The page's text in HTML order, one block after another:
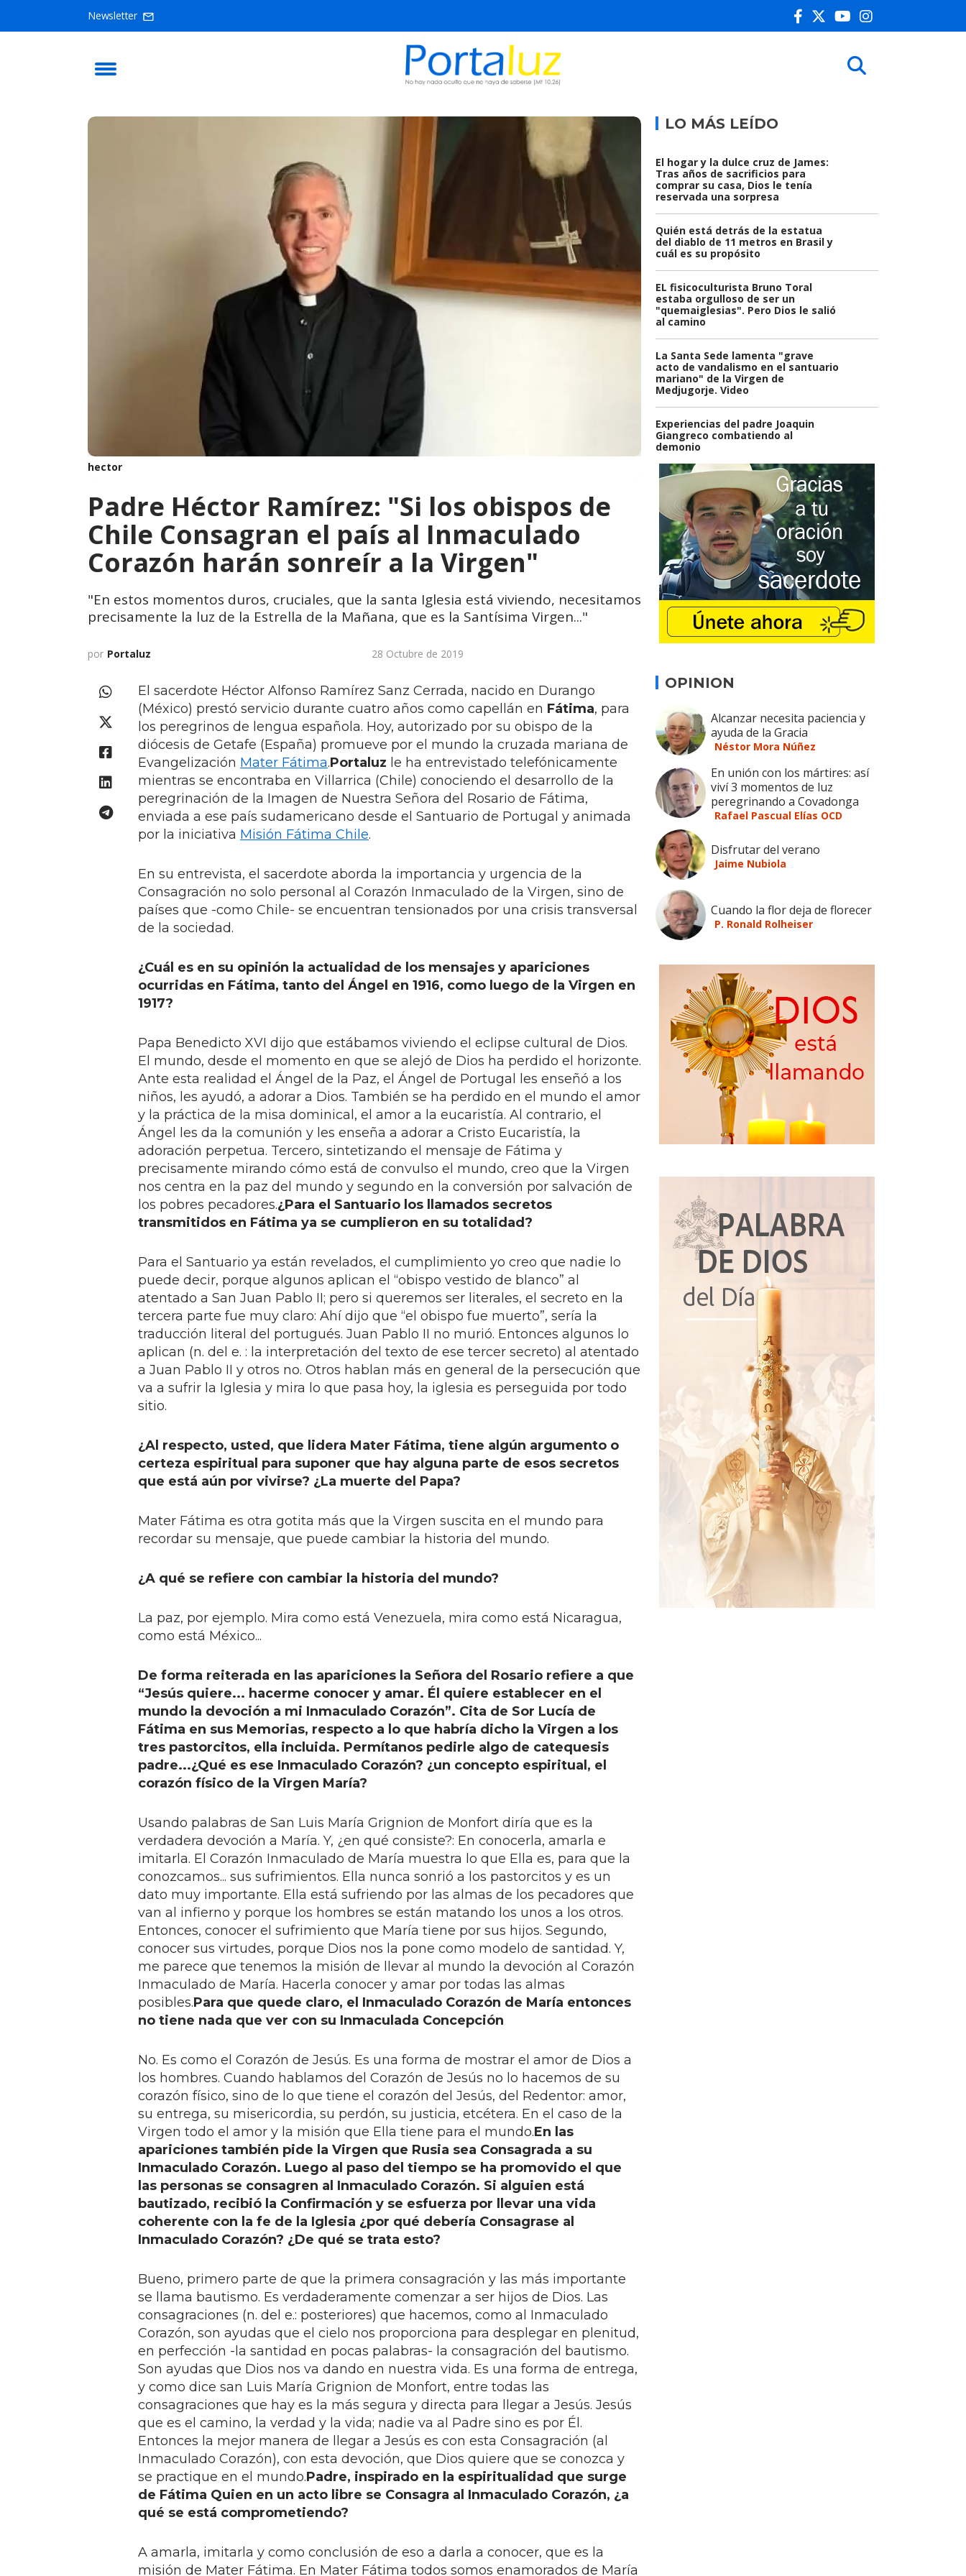
Newsletter
hector
Padre Héctor Ramírez: "Si los obispos de
Chile Consagran el país al Inmaculado
Corazón harán sonreír a la Virgen"
"En estos momentos duros, cruciales, que la santa Iglesia está viviendo, necesitamos
precisamente la luz de la Estrella de la Mañana, que es la Santísima Virgen..."
por Portaluz 28 Octubre de 2019
El sacerdote Héctor Alfonso Ramírez Sanz Cerrada, nacido en Durango
(México) prestó servicio durante cuatro años como capellán en Fátima, para
los peregrinos de lengua española. Hoy, autorizado por su obispo de la
diócesis de Getafe (España) promueve por el mundo la cruzada mariana de
Evangelización Mater Fátima.Portaluz le ha entrevistado telefónicamente
mientras se encontraba en Villarrica (Chile) conociendo el desarrollo de la
peregrinación de la Imagen de Nuestra Señora del Rosario de Fátima,
enviada a ese país sudamericano desde el Santuario de Portugal y animada
por la iniciativa Misión Fátima Chile.
En su entrevista, el sacerdote aborda la importancia y urgencia de la
Consagración no solo personal al Corazón Inmaculado de la Virgen, sino de
países que -como Chile- se encuentran tensionados por una crisis transversal
de la sociedad.
¿Cuál es en su opinión la actualidad de los mensajes y apariciones
ocurridas en Fátima, tanto del Ángel en 1916, como luego de la Virgen en
1917?
Papa Benedicto XVI dijo que estábamos viviendo el eclipse cultural de Dios.
El mundo, desde el momento en que se alejó de Dios ha perdido el horizonte.
Ante esta realidad el Ángel de la Paz, el Ángel de Portugal les enseñó a los
niños, les ayudó, a adorar a Dios. También se ha perdido en el mundo el amor
y la práctica de la misa dominical, el amor a la eucaristía. Al contrario, el
Ángel les da la comunión y les enseña a adorar a Cristo Eucaristía, la
adoración perpetua. Tercero, sintetizando el mensaje de Fátima y
precisamente mirando cómo está de convulso el mundo, creo que la Virgen
nos centra en la paz del mundo y segundo en la conversión por salvación de
los pobres pecadores.¿Para el Santuario los llamados secretos
transmitidos en Fátima ya se cumplieron en su totalidad?
Para el Santuario ya están revelados, el cumplimiento yo creo que nadie lo
puede decir, porque algunos aplican el “obispo vestido de blanco” al
atentado a San Juan Pablo II; pero si queremos ser literales, el secreto en la
tercera parte fue muy claro: Ahí dijo que “el obispo fue muerto”, sería la
traducción literal del portugués. Juan Pablo II no murió. Entonces algunos lo
aplican (n. del e. : la interpretación del texto de ese tercer secreto) al atentado
a Juan Pablo II y otros no. Otros hablan más en general de la persecución que
va a sufrir la Iglesia y mira lo que pasa hoy, la iglesia es perseguida por todo
sitio.
¿Al respecto, usted, que lidera Mater Fátima, tiene algún argumento o
certeza espiritual para suponer que hay alguna parte de esos secretos
que está aún por vivirse? ¿La muerte del Papa?
Mater Fátima es otra gotita más que la Virgen suscita en el mundo para
recordar su mensaje, que puede cambiar la historia del mundo.
¿A qué se refiere con cambiar la historia del mundo?
La paz, por ejemplo. Mira como está Venezuela, mira como está Nicaragua,
como está México...
De forma reiterada en las apariciones la Señora del Rosario refiere a que
“Jesús quiere... hacerme conocer y amar. Él quiere establecer en el
mundo la devoción a mi Inmaculado Corazón”. Cita de Sor Lucía de
Fátima en sus Memorias, respecto a lo que habría dicho la Virgen a los
tres pastorcitos, ella incluida. Permítanos pedirle algo de catequesis
padre...¿Qué es ese Inmaculado Corazón? ¿un concepto espiritual, el
corazón físico de la Virgen María?
Usando palabras de San Luis María Grignion de Monfort diría que es la
verdadera devoción a María. Y, ¿en qué consiste?: En conocerla, amarla e
imitarla. El Corazón Inmaculado de María muestra lo que Ella es, para que la
conozcamos... sus sufrimientos. Ella nunca sonrió a los pastorcitos y es un
dato muy importante. Ella está sufriendo por las almas de los pecadores que
van al infierno y porque los hombres se están matando los unos a los otros.
Entonces, conocer el sufrimiento que María tiene por sus hijos. Segundo,
conocer sus virtudes, porque Dios nos la pone como modelo de santidad. Y,
me parece que tenemos la misión de llevar al mundo la devoción al Corazón
Inmaculado de María. Hacerla conocer y amar por todas las almas
posibles.Para que quede claro, el Inmaculado Corazón de María entonces
no tiene nada que ver con su Inmaculada Concepción
No. Es como el Corazón de Jesús. Es una forma de mostrar el amor de Dios a
los hombres. Cuando hablamos del Corazón de Jesús no lo hacemos de su
corazón físico, sino de lo que tiene el corazón del Jesús, del Redentor: amor,
su entrega, su misericordia, su perdón, su justicia, etcétera. En el caso de la
Virgen todo el amor y la misión que Ella tiene para el mundo.En las
apariciones también pide la Virgen que Rusia sea Consagrada a su
Inmaculado Corazón. Luego al paso del tiempo se ha promovido el que
las personas se consagren al Inmaculado Corazón. Si alguien está
bautizado, recibió la Confirmación y se esfuerza por llevar una vida
coherente con la fe de la Iglesia ¿por qué debería Consagrase al
Inmaculado Corazón? ¿De qué se trata esto?
Bueno, primero parte de que la primera consagración y las más importante
se llama bautismo. Es verdaderamente comenzar a ser hijos de Dios. Las
consagraciones (n. del e.: posteriores) que hacemos, como al Inmaculado
Corazón, son ayudas que el cielo nos proporciona para desplegar en plenitud,
en perfección -la santidad en pocas palabras- la consagración del bautismo.
Son ayudas que Dios nos va dando en nuestra vida. Es una forma de entrega,
y como dice san Luis María Grignion de Monfort, entre todas las
consagraciones que hay es la más segura y directa para llegar a Jesús. Jesús
que es el camino, la verdad y la vida; nadie va al Padre sino es por Él.
Entonces la mejor manera de llegar a Jesús es con esta Consagración (al
Inmaculado Corazón), con esta devoción, que Dios quiere que se conozca y
se practique en el mundo.Padre, inspirado en la espiritualidad que surge
de Fátima Quien en un acto libre se Consagra al Inmaculado Corazón, ¿a
qué se está comprometiendo?
A amarla, imitarla y como conclusión de eso a darla a conocer, que es la
misión de Mater Fátima. En Mater Fátima todos somos enamorados de María
LO MÁS LEÍDO
El hogar y la dulce cruz de James:
Tras años de sacrificios para
comprar su casa, Dios le tenía
reservada una sorpresa
Quién está detrás de la estatua
del diablo de 11 metros en Brasil y
cuál es su propósito
EL fisicoculturista Bruno Toral
estaba orgulloso de ser un
"quemaiglesias". Pero Dios le salió
al camino
La Santa Sede lamenta "grave
acto de vandalismo en el santuario
mariano" de la Virgen de
Medjugorje. Video
Experiencias del padre Joaquin
Giangreco combatiendo al
demonio
OPINION
Alcanzar necesita paciencia y
ayuda de la Gracia
Néstor Mora Núñez
En unión con los mártires: así
viví 3 momentos de luz
peregrinando a Covadonga
Rafael Pascual Elías OCD
Disfrutar del verano
Jaime Nubiola
Cuando la flor deja de florecer
P. Ronald Rolheiser